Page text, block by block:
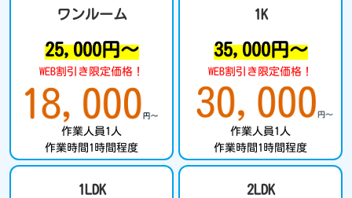
ワンルーム
25,000円～
WEB割引き限定価格！
作業人員1人
作業時間1時間程度
1K
35,000円～
WEB割引き限定価格！
作業人員1人
作業時間1時間程度
1LDK 2LDK